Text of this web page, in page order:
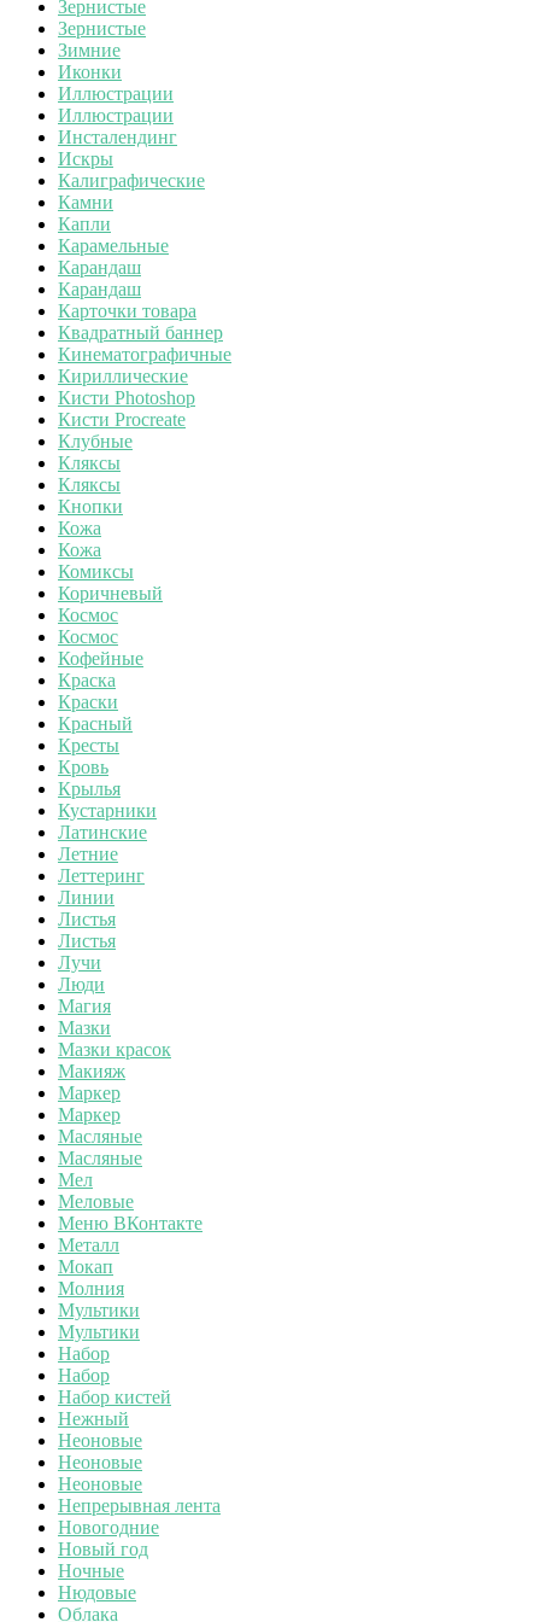
Зернистые
Зернистые
Зимние
Иконки
Иллюстрации
Иллюстрации
Инсталендинг
Искры
Калиграфические
Камни
Капли
Карамельные
Карандаш
Карандаш
Карточки товара
Квадратный баннер
Кинематографичные
Кириллические
Кисти Photoshop
Кисти Procreate
Клубные
Кляксы
Кляксы
Кнопки
Кожа
Кожа
Комиксы
Коричневый
Космос
Космос
Кофейные
Краска
Краски
Красный
Кресты
Кровь
Крылья
Кустарники
Латинские
Летние
Леттеринг
Линии
Листья
Листья
Лучи
Люди
Магия
Мазки
Мазки красок
Макияж
Маркер
Маркер
Масляные
Масляные
Мел
Меловые
Меню ВКонтакте
Металл
Мокап
Молния
Мультики
Мультики
Набор
Набор
Набор кистей
Нежный
Неоновые
Неоновые
Неоновые
Непрерывная лента
Новогодние
Новый год
Ночные
Нюдовые
Облака